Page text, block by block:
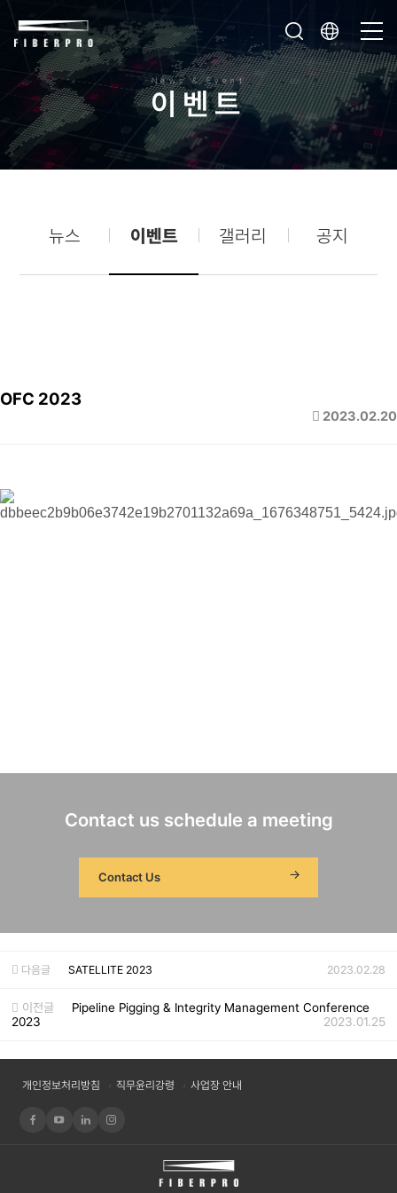
News & Event
이벤트
뉴스 이벤트 갤러리 공지
OFC 2023
2023.02.20
Contact us schedule a meeting
Contact Us
다음글 SATELLITE 2023 2023.02.28
이전글
Pipeline Pigging & Integrity Management Conference
2023
2023.01.25
개인정보처리방침 직무윤리강령 사업장 안내